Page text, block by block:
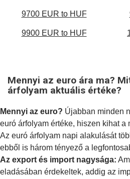
9700 EUR to HUF
9900 EUR to HUF
Mennyi az euro ára ma?
árfolyam aktuális értéke?
Mennyi az euro? Újabban minden
euró árfolyam értéke, hiszen kihat a
Az euró árfolyam napi alakulását
ebből is három tényező a
Az export és import nagysága:
eladásában érdekeltek, addig az